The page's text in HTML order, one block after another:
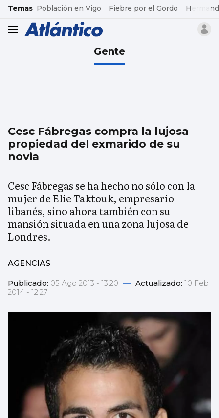
common.go-to-content
Temas Población en Vigo Fiebre por el Gordo
header.menu.open
Gente
Cesc Fábregas compra la lujosa
propiedad del exmarido de su
novia
Cesc Fábregas se ha hecho no sólo con la
mujer de Elie Taktouk, empresario
libanés, sino ahora también con su
mansión situada en una zona lujosa de
Londres.
AGENCIAS
Publicado: 05 Ago 2013 - 13:20 — Actualizado: 10 Feb
2014 - 12:27